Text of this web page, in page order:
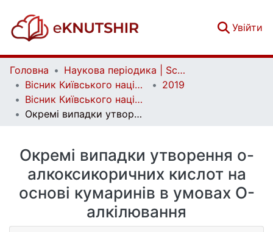
Увійти
Головна
Наукова періодика | Scientific periodicals
Вісник Київського національного університету імені Тараса Шевченка. Хімія | Bulletin of Taras Shevchenko National University of Kyiv. Chemistry
2019
Вісник Київського національного університету імені Тараса Шевченка. Хімія. Вип. 1(56)
Окремі випадки утворення о-алкоксикоричних кислот на основі кумаринів в умовах O-алкілювання
Окремі випадки утворення о-
алкоксикоричних кислот на
основі кумаринів в умовах O-
алкілювання